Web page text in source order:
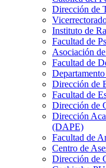
Dirección de
Instituto de
Facultad de
Asociación
Facultad de
Dirección de
Facultad de
Dirección de
Dirección
(DAPE)
Facultad de
Centro de
Dirección de